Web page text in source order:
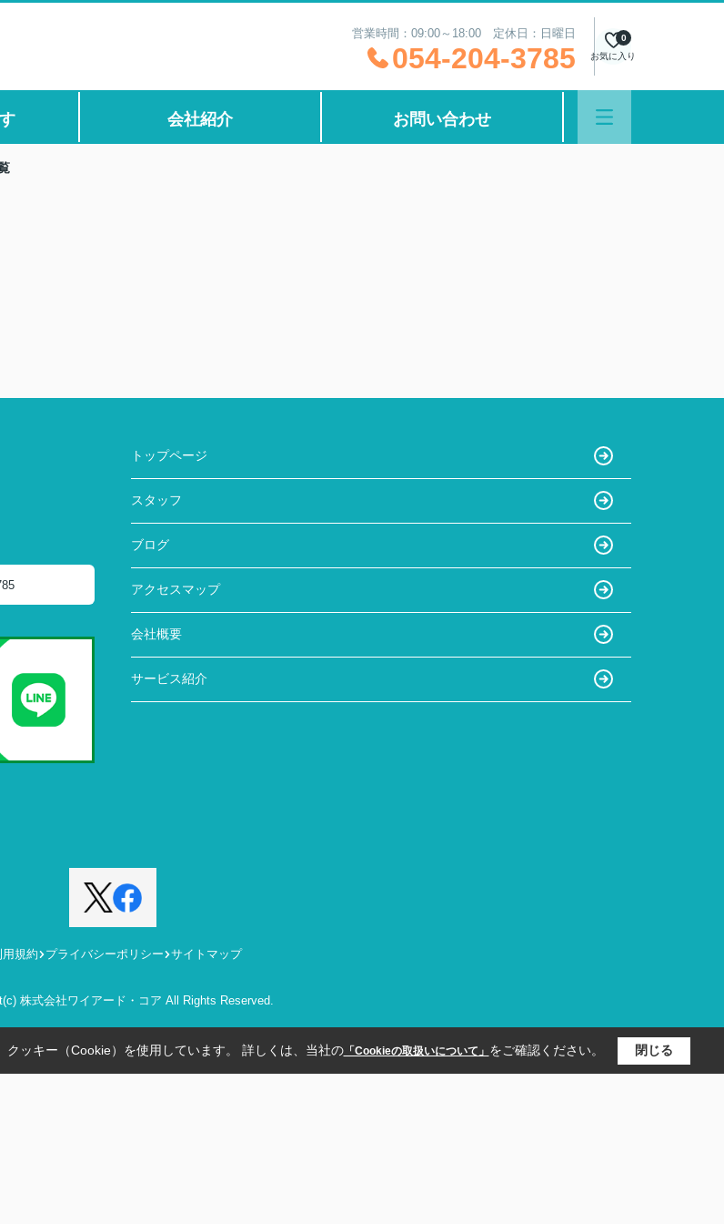
営業時間：09:00～18:00 定休日：日曜日
054-204-3785 お気に入り
0
会社紹介 お問い合わせ
トップページ
スタッフ
ブログ
アクセスマップ
会社概要
サービス紹介
用規約 プライバシーポリシー サイトマップ
株式会社ワイアード・コア All Rights Reserved.
ッキー（Cookie）を使用しています。 詳しくは、当社の「Cookieの取扱いについて」 をご確認ください。 閉じる